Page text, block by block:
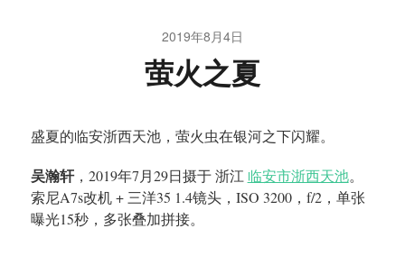
2019年8月4日
萤火之夏
盛夏的临安浙西天池，萤火虫在银河之下闪耀。
吴瀚轩，2019年7月29日摄于 浙江 临安市浙西天池。
索尼A7s改机 + 三洋35 1.4镜头，ISO 3200，f/2，单张
曝光15秒，多张叠加拼接。